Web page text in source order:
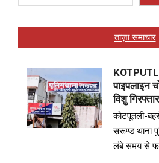
ताज़ा समाचार
पाइपलाइन
विशु गिरफ्तार
कोटपूतली-
सरूण्ड थाना
लंबे समय से